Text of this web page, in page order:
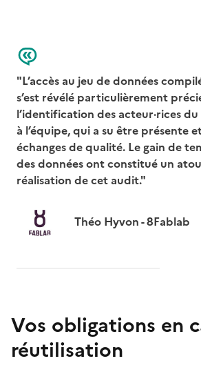
"L’accès au jeu de données
s’est révélé particulièrement
l’identification des acteur·rices
à l’équipe, qui a su être présente
échanges de qualité. Le gain de
des données ont constitué un
réalisation de cet audit."
Théo Hyvon - 8Fablab
Vos obligations en
réutilisation